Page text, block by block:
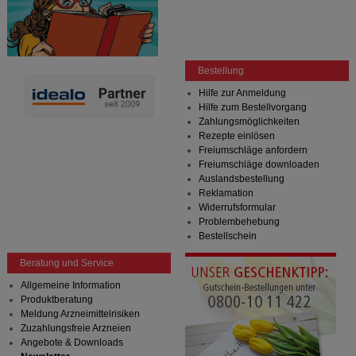
unserer Website sammeln, mit deren Hilfe wir unsere
Website weiter für Sie optimieren können, den Inhalt
auf unserer Website aber auch die Werbung auf
Drittseiten möglichst relevant für Sie zu gestalten.
Bitte beachten Sie, dass Daten hierfür teilweise an
Dritte wie z.B. Google oder soziale Medien
übertragen werden.
Bestellung
Hilfe zur Anmeldung
Hilfe zum Bestellvorgang
Zahlungsmöglichkeiten
Rezepte einlösen
Freiumschläge anfordern
Freiumschläge downloaden
Auslandsbestellung
Reklamation
Widerrufsformular
Problembehebung
Bestellschein
Beratung und Service
Allgemeine Information
Produktberatung
Meldung Arzneimittelrisiken
Zuzahlungsfreie Arzneien
Angebote & Downloads